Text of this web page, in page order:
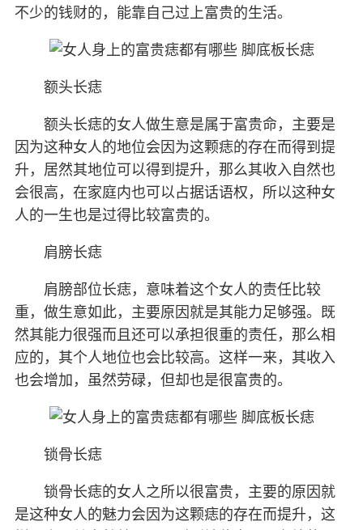
不少的钱财的，能靠自己过上富贵的生活。
额头长痣
额头长痣的女人做生意是属于富贵命，主要是
因为这种女人的地位会因为这颗痣的存在而得到提
升，居然其地位可以得到提升，那么其收入自然也
会很高，在家庭内也可以占据话语权，所以这种女
人的一生也是过得比较富贵的。
肩膀长痣
肩膀部位长痣，意味着这个女人的责任比较
重，做生意如此，主要原因就是其能力足够强。既
然其能力很强而且还可以承担很重的责任，那么相
应的，其个人地位也会比较高。这样一来，其收入
也会增加，虽然劳碌，但却也是很富贵的。
锁骨长痣
锁骨长痣的女人之所以很富贵，主要的原因就
是这种女人的魅力会因为这颗痣的存在而提升，这